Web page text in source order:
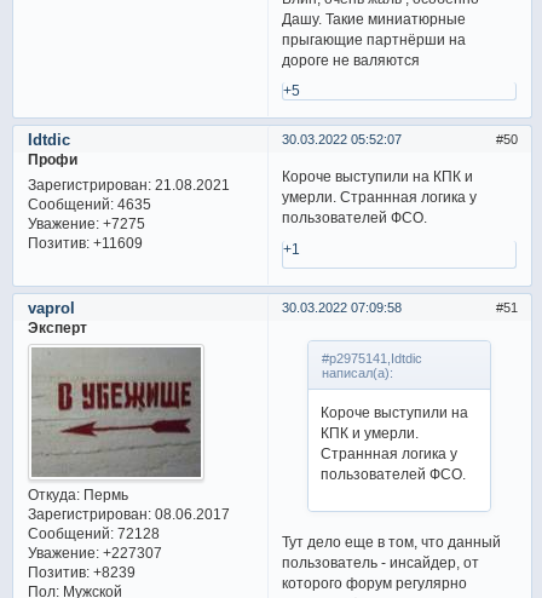
Дашу. Такие миниатюрные
прыгающие партнёрши на
дороге не валяются
+5
50
30.03.2022 05:52:07
Idtdic
Профи
Зарегистрирован: 21.08.2021
Сообщений:4635
Уважение: +7275
Позитив: +11609
Короче выступили на КПК и
умерли. Страннная логика у
пользователей ФСО.
+1
51
30.03.2022 07:09:58
vaprol
Эксперт
Откуда:Пермь
Зарегистрирован: 08.06.2017
Сообщений:72128
Уважение: +227307
Позитив: +8239
Пол:Мужской
#p2975141,Idtdic
написал(а):
Короче выступили на
КПК и умерли.
Страннная логика у
пользователей ФСО.
Тут дело еще в том, что данный
пользователь - инсайдер, от
которого форум регулярно